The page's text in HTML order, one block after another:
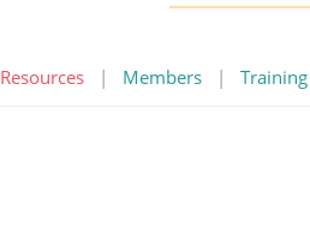
Resources | Members | Training